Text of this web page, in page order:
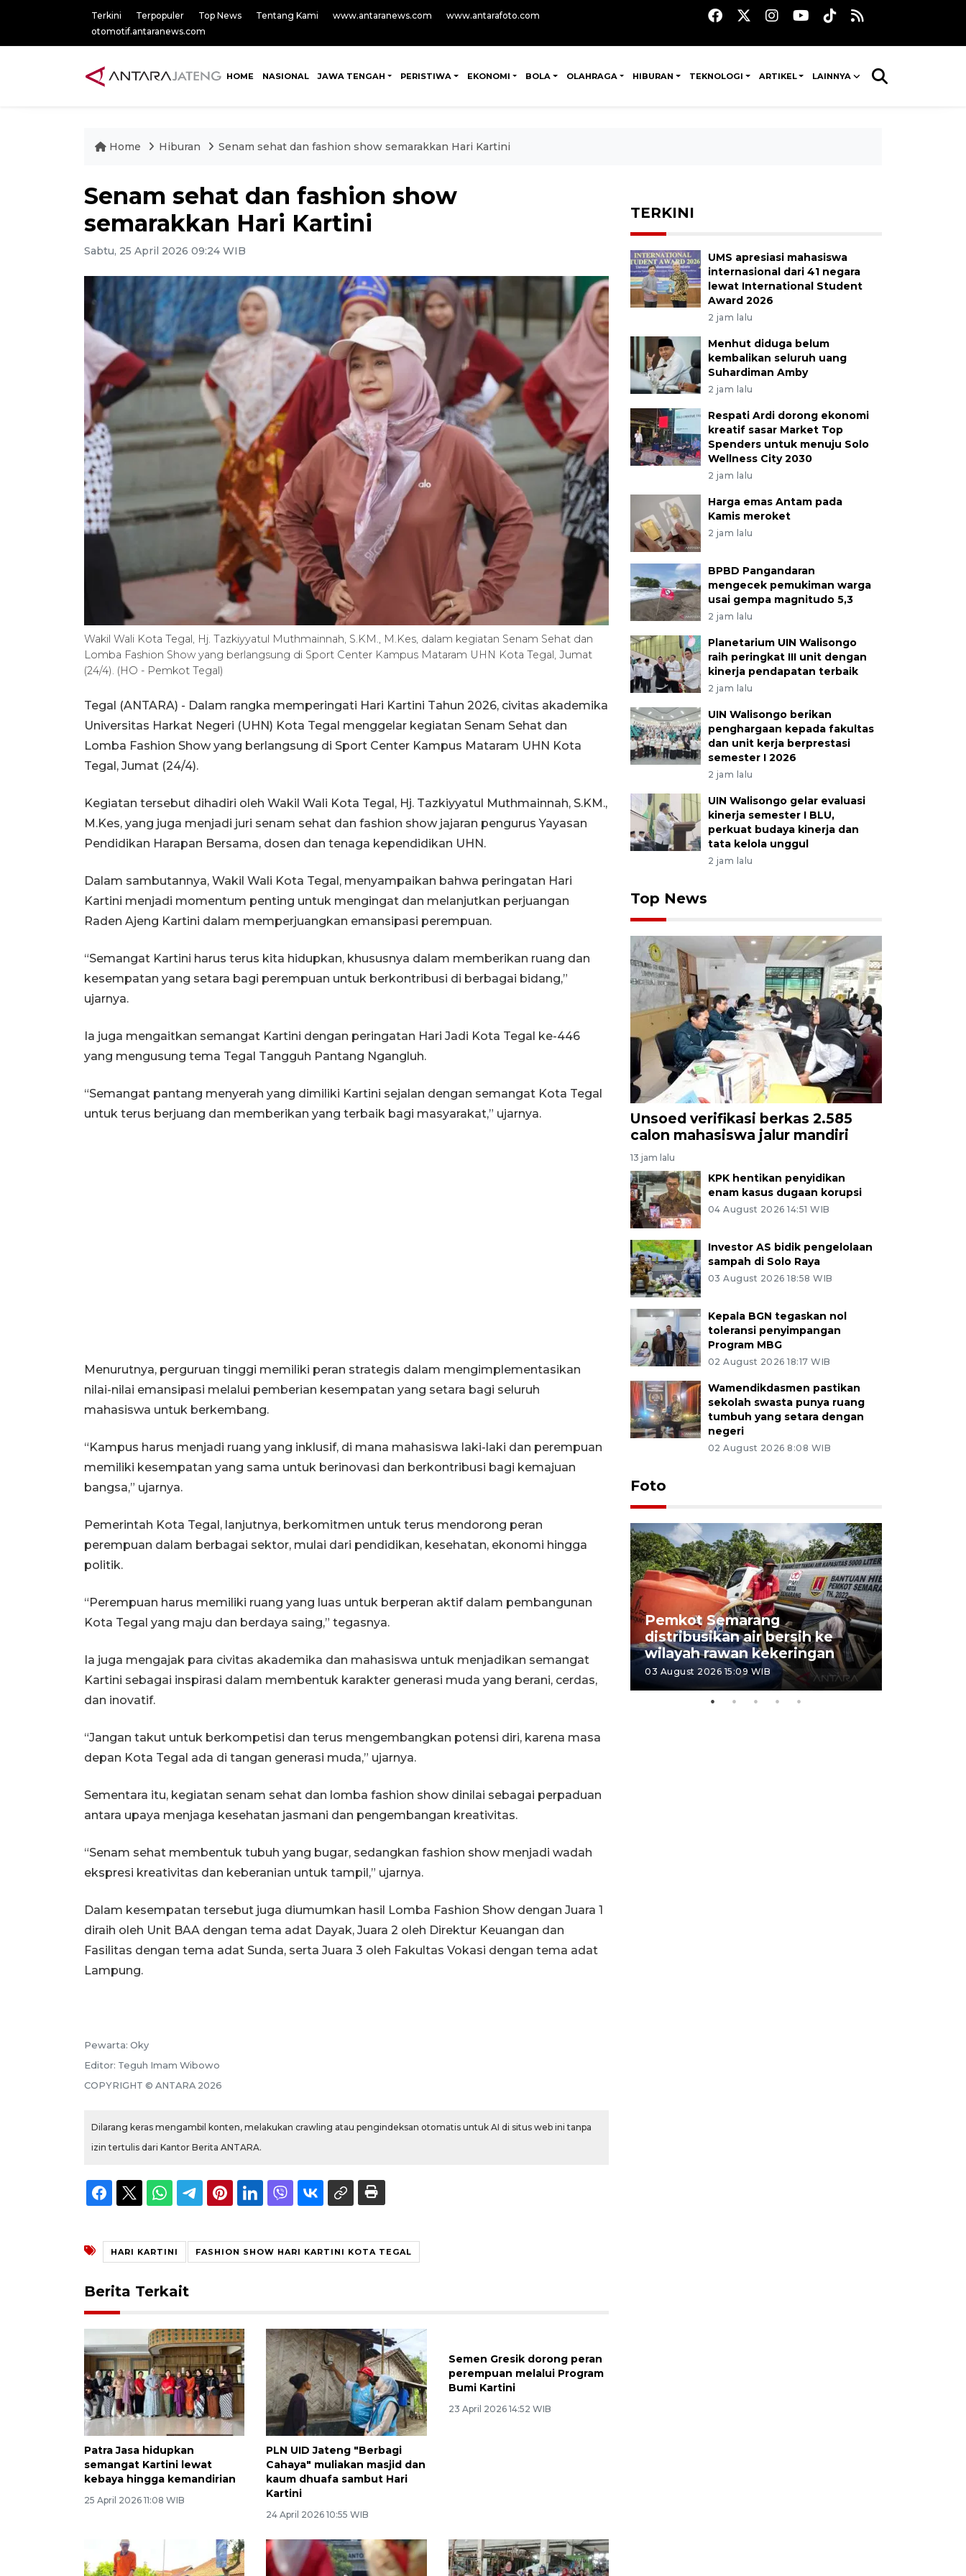
Terkini Terpopuler Top News Tentang Kami www.antaranews.com
www.antarafoto.com
otomotif.antaranews.com
HOME NASIONAL JAWA TENGAH PERISTIWA EKONOMI BOLA OLAHRAGA HIBURAN TEKNOLOGI ARTIKEL LAINNYA
Home Hiburan Senam sehat dan fashion show semarakkan Hari Kartini
Senam sehat dan fashion show
semarakkan Hari Kartini
Sabtu, 25 April 2026 09:24 WIB
Wakil Wali Kota Tegal, Hj. Tazkiyyatul Muthmainnah, S.KM., M.Kes, dalam kegiatan Senam Sehat dan
Lomba Fashion Show yang berlangsung di Sport Center Kampus Mataram UHN Kota Tegal, Jumat
(24/4). (HO - Pemkot Tegal)
Tegal (ANTARA) - Dalam rangka memperingati Hari Kartini Tahun 2026, civitas akademika
Universitas Harkat Negeri (UHN) Kota Tegal menggelar kegiatan Senam Sehat dan
Lomba Fashion Show yang berlangsung di Sport Center Kampus Mataram UHN Kota
Tegal, Jumat (24/4).
Kegiatan tersebut dihadiri oleh Wakil Wali Kota Tegal, Hj. Tazkiyyatul Muthmainnah, S.KM.,
M.Kes, yang juga menjadi juri senam sehat dan fashion show jajaran pengurus Yayasan
Pendidikan Harapan Bersama, dosen dan tenaga kependidikan UHN.
Dalam sambutannya, Wakil Wali Kota Tegal, menyampaikan bahwa peringatan Hari
Kartini menjadi momentum penting untuk mengingat dan melanjutkan perjuangan
Raden Ajeng Kartini dalam memperjuangkan emansipasi perempuan.
“Semangat Kartini harus terus kita hidupkan, khususnya dalam memberikan ruang dan
kesempatan yang setara bagi perempuan untuk berkontribusi di berbagai bidang,”
ujarnya.
Ia juga mengaitkan semangat Kartini dengan peringatan Hari Jadi Kota Tegal ke-446
yang mengusung tema Tegal Tangguh Pantang Ngangluh.
“Semangat pantang menyerah yang dimiliki Kartini sejalan dengan semangat Kota Tegal
untuk terus berjuang dan memberikan yang terbaik bagi masyarakat,” ujarnya.
Menurutnya, perguruan tinggi memiliki peran strategis dalam mengimplementasikan
nilai-nilai emansipasi melalui pemberian kesempatan yang setara bagi seluruh
mahasiswa untuk berkembang.
“Kampus harus menjadi ruang yang inklusif, di mana mahasiswa laki-laki dan perempuan
memiliki kesempatan yang sama untuk berinovasi dan berkontribusi bagi kemajuan
bangsa,” ujarnya.
Pemerintah Kota Tegal, lanjutnya, berkomitmen untuk terus mendorong peran
perempuan dalam berbagai sektor, mulai dari pendidikan, kesehatan, ekonomi hingga
politik.
“Perempuan harus memiliki ruang yang luas untuk berperan aktif dalam pembangunan
Kota Tegal yang maju dan berdaya saing,” tegasnya.
Ia juga mengajak para civitas akademika dan mahasiswa untuk menjadikan semangat
Kartini sebagai inspirasi dalam membentuk karakter generasi muda yang berani, cerdas,
dan inovatif.
“Jangan takut untuk berkompetisi dan terus mengembangkan potensi diri, karena masa
depan Kota Tegal ada di tangan generasi muda,” ujarnya.
Sementara itu, kegiatan senam sehat dan lomba fashion show dinilai sebagai perpaduan
antara upaya menjaga kesehatan jasmani dan pengembangan kreativitas.
“Senam sehat membentuk tubuh yang bugar, sedangkan fashion show menjadi wadah
ekspresi kreativitas dan keberanian untuk tampil,” ujarnya.
Dalam kesempatan tersebut juga diumumkan hasil Lomba Fashion Show dengan Juara 1
diraih oleh Unit BAA dengan tema adat Dayak, Juara 2 oleh Direktur Keuangan dan
Fasilitas dengan tema adat Sunda, serta Juara 3 oleh Fakultas Vokasi dengan tema adat
Lampung.
Pewarta: Oky
Editor: Teguh Imam Wibowo
COPYRIGHT © ANTARA 2026
Dilarang keras mengambil konten, melakukan crawling atau pengindeksan otomatis untuk AI di situs web ini tanpa
izin tertulis dari Kantor Berita ANTARA.
HARI KARTINI FASHION SHOW HARI KARTINI KOTA TEGAL
Berita Terkait
Patra Jasa hidupkan
semangat Kartini lewat
kebaya hingga kemandirian
25 April 2026 11:08 WIB
PLN UID Jateng "Berbagi
Cahaya" muliakan masjid dan
kaum dhuafa sambut Hari
Kartini
24 April 2026 10:55 WIB
Semen Gresik dorong peran
perempuan melalui Program
Bumi Kartini
23 April 2026 14:52 WIB
TERKINI
UMS apresiasi mahasiswa
internasional dari 41 negara
lewat International Student
Award 2026
2 jam lalu
Menhut diduga belum
kembalikan seluruh uang
Suhardiman Amby
2 jam lalu
Respati Ardi dorong ekonomi
kreatif sasar Market Top
Spenders untuk menuju Solo
Wellness City 2030
2 jam lalu
Harga emas Antam pada
Kamis meroket
2 jam lalu
BPBD Pangandaran
mengecek pemukiman warga
usai gempa magnitudo 5,3
2 jam lalu
Planetarium UIN Walisongo
raih peringkat III unit dengan
kinerja pendapatan terbaik
2 jam lalu
UIN Walisongo berikan
penghargaan kepada fakultas
dan unit kerja berprestasi
semester I 2026
2 jam lalu
UIN Walisongo gelar evaluasi
kinerja semester I BLU,
perkuat budaya kinerja dan
tata kelola unggul
2 jam lalu
Top News
Unsoed verifikasi berkas 2.585
calon mahasiswa jalur mandiri
13 jam lalu
KPK hentikan penyidikan
enam kasus dugaan korupsi
04 August 2026 14:51 WIB
Investor AS bidik pengelolaan
sampah di Solo Raya
03 August 2026 18:58 WIB
Kepala BGN tegaskan nol
toleransi penyimpangan
Program MBG
02 August 2026 18:17 WIB
Wamendikdasmen pastikan
sekolah swasta punya ruang
tumbuh yang setara dengan
negeri
02 August 2026 8:08 WIB
Foto
menyusut
Pemkot Semarang
distribusikan air bersih ke
wilayah rawan kekeringan
03 August 2026 15:09 WIB